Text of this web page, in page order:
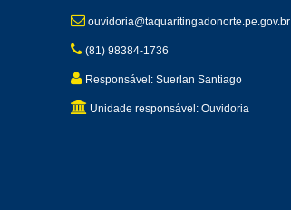
ouvidoria@taquaritingadonorte.pe.gov.br
(81) 98384-1736
Responsável: Suerlan Santiago
Unidade responsável: Ouvidoria